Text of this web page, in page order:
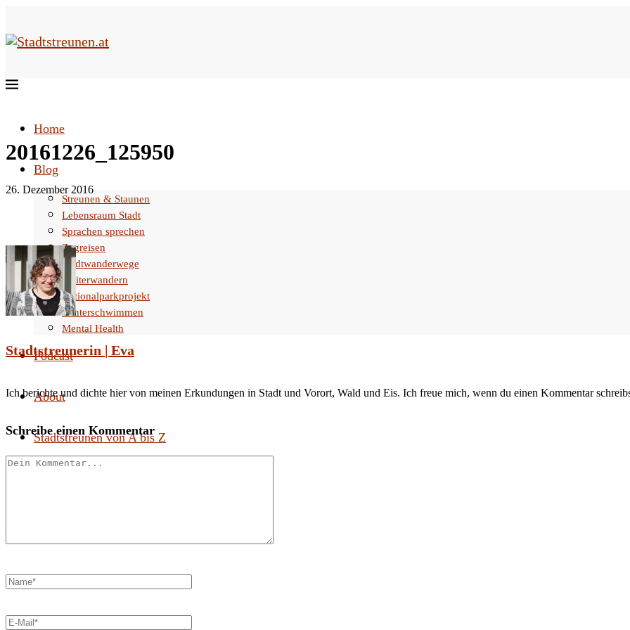
Home
Blog
Streunen & Staunen
Lebensraum Stadt
Sprachen sprechen
Zugreisen
Stadtwanderwege
Weiterwandern
Nationalparkprojekt
Winterschwimmen
Mental Health
Podcast
About
Stadtstreunen von A bis Z
20161226_125950
26. Dezember 2016
Stadtstreunerin | Eva
Ich berichte und dichte hier von meinen Erkundungen in Stadt und Vorort, Wald und Eis. Ich freue mich, wenn du einen Kommentar
Schreibe einen Kommentar